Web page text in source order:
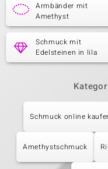
Armbänder mit
Amethyst
Schmuck mit
Edelsteinen in lila
Schmuck online
Amethystschmuck